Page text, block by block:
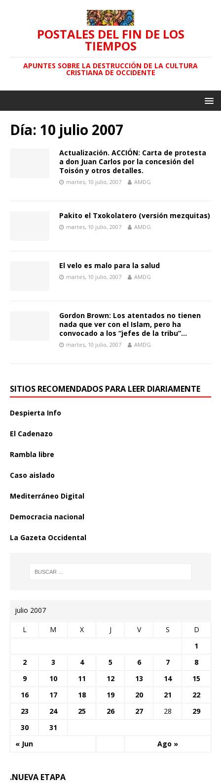
POSTALES DEL FIN DE LOS
TIEMPOS
APUNTES SOBRE LA DESTRUCCIÓN DE LA CULTURA
CRISTIANA DE OCCIDENTE
Día: 10 julio 2007
Actualización. ACCIÓN: Carta de protesta
a don Juan Carlos por la concesión del
Toisón y otros detalles.
martes, 10 julio, 2007 AMDG
Pakito el Txokolatero (versión mezquitas)
martes, 10 julio, 2007 AMDG
El velo es malo para la salud
martes, 10 julio, 2007 AMDG
Gordon Brown: Los atentados no tienen
nada que ver con el Islam, pero ha
convocado a los “jefes de la tribu”…
martes, 10 julio, 2007 AMDG
SITIOS RECOMENDADOS PARA LEER DIARIAMENTE
Despierta Info
El Cadenazo
Rambla libre
Caso aislado
Mediterráneo Digital
Democracia nacional
La Gazeta Occidental
julio 2007
L M X J V S D
« Jun Ago »
1
2
3 4 5 6 7
8
9
10 11 12 13 14
15
16
17 18 19 20 21
22
23
24 25 26 27 28
29
30
31
.NUEVA ETAPA